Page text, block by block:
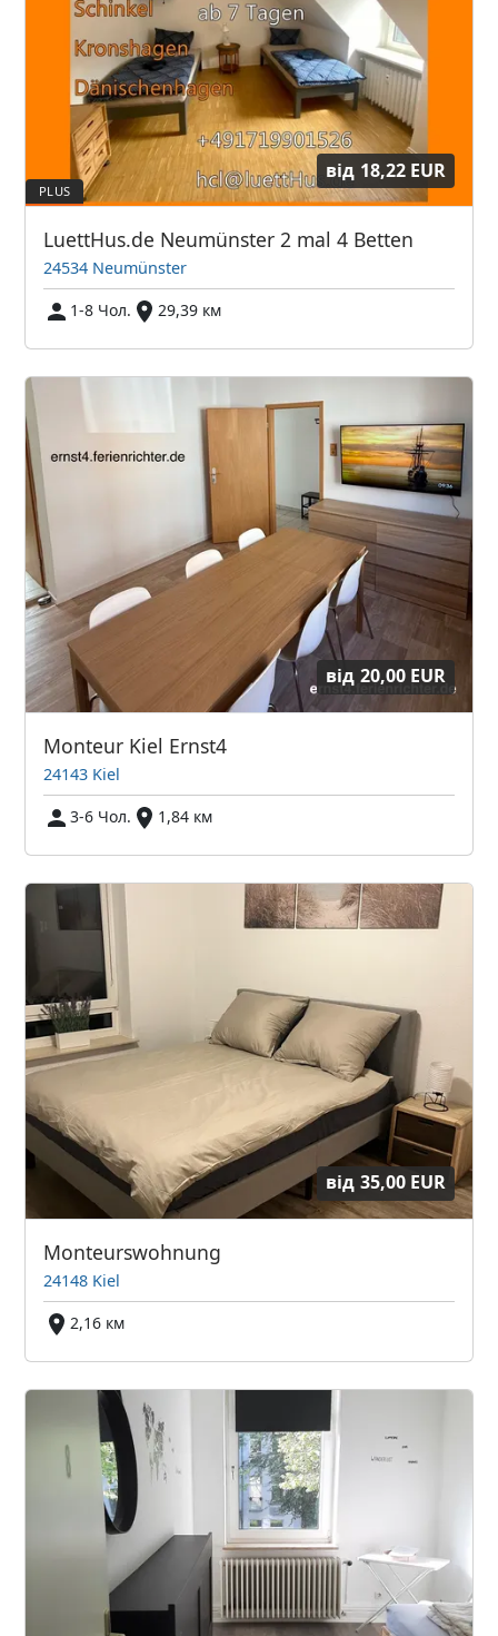
від 18,22 EUR
LuettHus.de Neumünster 2 mal 4 Betten
24534 Neumünster
1-8 Чол.
29,39 км
від 20,00 EUR
Monteur Kiel Ernst4
24143 Kiel
3-6 Чол.
1,84 км
від 35,00 EUR
Monteurswohnung
24148 Kiel
2,16 км